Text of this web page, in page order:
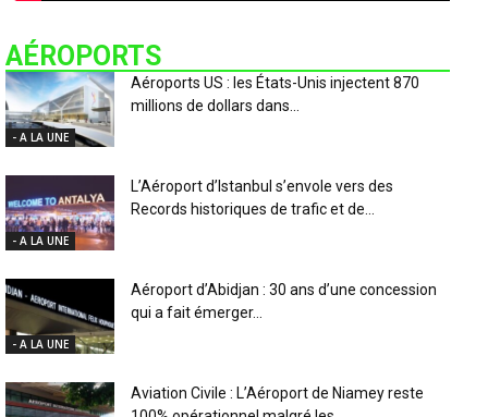
AÉROPORTS
- A LA UNE
Aéroports US : les États-Unis injectent 870
millions de dollars dans...
- A LA UNE
L’Aéroport d’Istanbul s’envole vers des
Records historiques de trafic et de...
- A LA UNE
Aéroport d’Abidjan : 30 ans d’une concession
qui a fait émerger...
Aviation Civile : L’Aéroport de Niamey reste